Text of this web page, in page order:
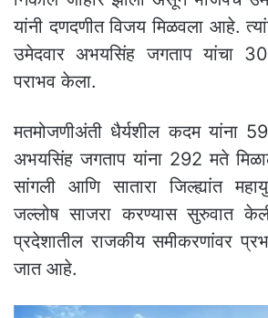
यांनी दणदणीत विजय मिळवला आहे.
उमेदवार अभयसिंह जगताप यांचा
पराभव केला.
मतमोजणीअंती धैर्यशील कदम यांना
अभयसिंह जगताप यांना 292 मते
सांगली आणि सातारा जिल्ह्यांत
जल्लोष साजरा करण्यास सुरुवात
प्रदेशातील राजकीय समीकरणांवर
जात आहे.